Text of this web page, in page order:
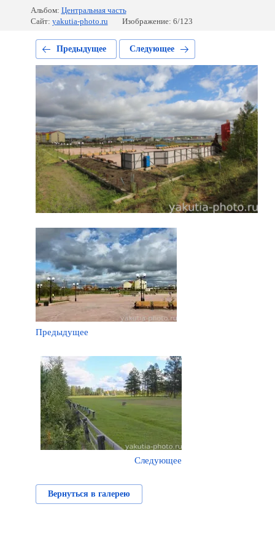
Альбом: Центральная часть
Сайт: yakutia-photo.ru Изображение: 6/123
Предыдущее Следующее
Предыдущее
Следующее
Вернуться в галерею